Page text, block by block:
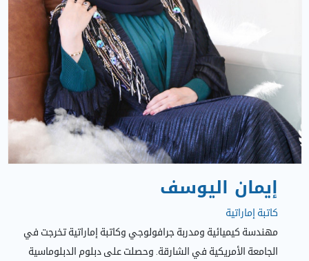
إيمان اليوسف
كاتبة إماراتية
مهندسة كيميائية ومدربة جرافولوجي وكاتبة إماراتية تخرجت في
الجامعة الأمريكية في الشارقة. وحصلت على دبلوم الدبلوماسية